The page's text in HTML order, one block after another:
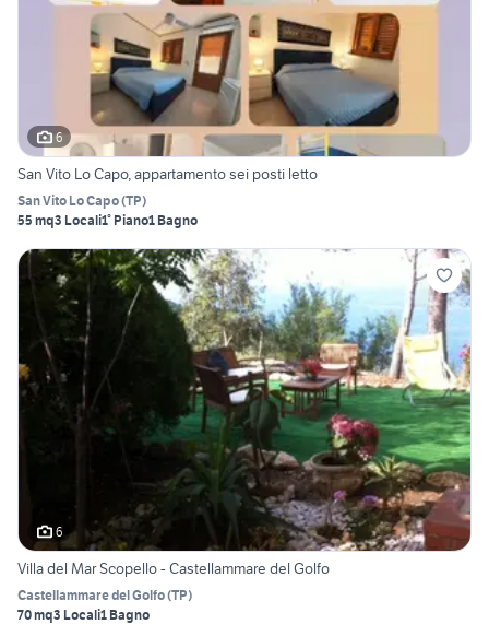
6
San Vito Lo Capo, appartamento sei posti letto
San Vito Lo Capo(TP)
55 mq3 Locali1° Piano1 Bagno
6
Villa del Mar Scopello - Castellammare del Golfo
Castellammare del Golfo(TP)
70 mq3 Locali1 Bagno